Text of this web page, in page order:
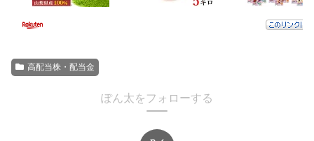
高配当株・配当金
ぽん太をフォローする